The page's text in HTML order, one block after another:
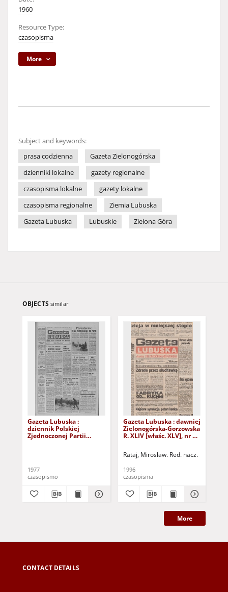
1960
Resource Type:
czasopisma
More
Subject and keywords:
prasa codzienna
Gazeta Zielonogórska
dzienniki lokalne
gazety regionalne
czasopisma lokalne
gazety lokalne
czasopisma regionalne
Ziemia Lubuska
Gazeta Lubuska
Lubuskie Zielona Góra
OBJECTS similar
Gazeta Lubuska :
dziennik Polskiej
Zjednoczonej Partii
1977
czasopismo
Gazeta Lubuska : dawniej
Zielonogórska-Gorzowska
R. XLIV [właśc. XLV], nr 52
Rataj, Mirosław. Red. nacz.
1996
czasopisma
More
CONTACT DETAILS